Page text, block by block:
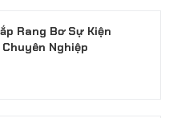
Rang Bơ Sự Kiện
Chuyên Nghiệp